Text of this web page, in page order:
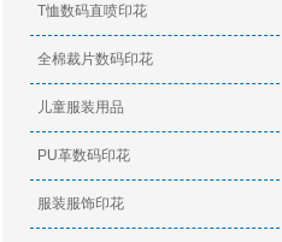
T恤数码直喷印花
全棉裁片数码印花
儿童服装用品
PU革数码印花
服装服饰印花